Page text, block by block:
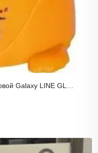
Galaxy LINE GL